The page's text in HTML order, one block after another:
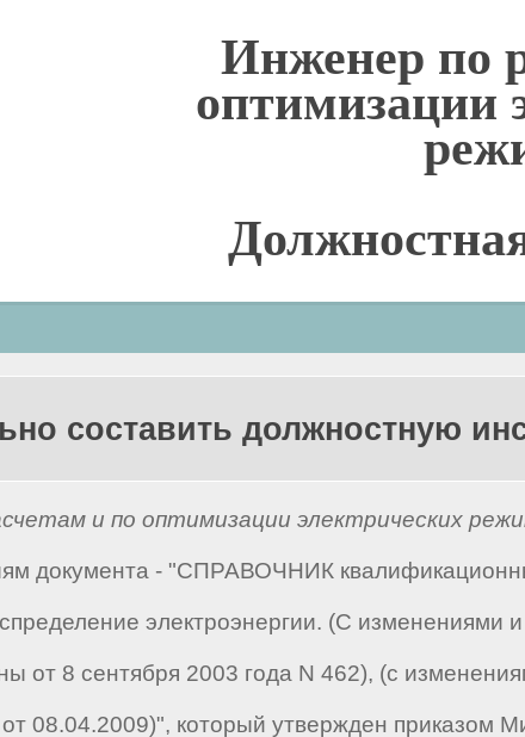
Инженер по
оптимизации
составить должностную
и по оптимизации электрических
документа - "СПРАВОЧНИК
электроэнергии. (С изменениями
от 8 сентября 2003 года N 462), (с
08.04.2009)", который утвержден приказом